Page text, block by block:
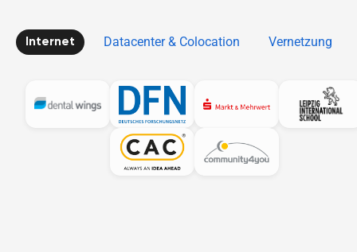
Internet Datacenter & Colocation Vernetzung